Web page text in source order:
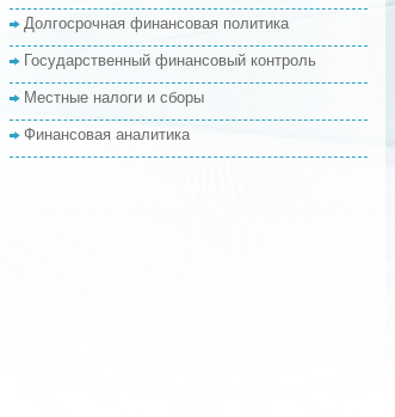
Долгосрочная финансовая политика
Государственный финансовый контроль
Местные налоги и сборы
Финансовая аналитика